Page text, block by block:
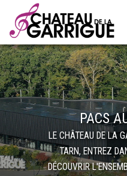
PACS
LE CHÂTEAU DE LA
TARN, ENTREZ
DÉCOUVRIR